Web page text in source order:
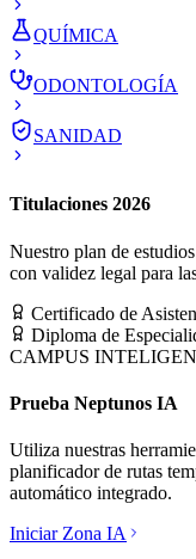
QUÍMICA
ODONTOLOGÍA
SANIDAD
Titulaciones 2026
Nuestro plan de
con validez legal para
Certificado de
Diploma de
CAMPUS
Prueba Neptunos IA
Utiliza nuestras
planificador de rutas
automático integrado.
Iniciar Zona IA